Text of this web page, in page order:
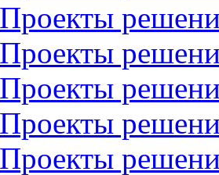
Проекты
Проекты
Проекты
Проекты
Проекты